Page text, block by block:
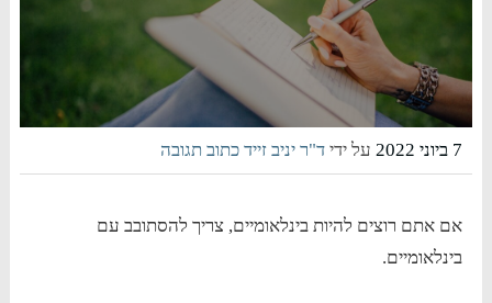
7 ביוני 2022 על ידיד"ר יניב זייד כתוב תגובה
אם אתם רוצים להיות בינלאומיים, צריך להסתובב עם
בינלאומיים.